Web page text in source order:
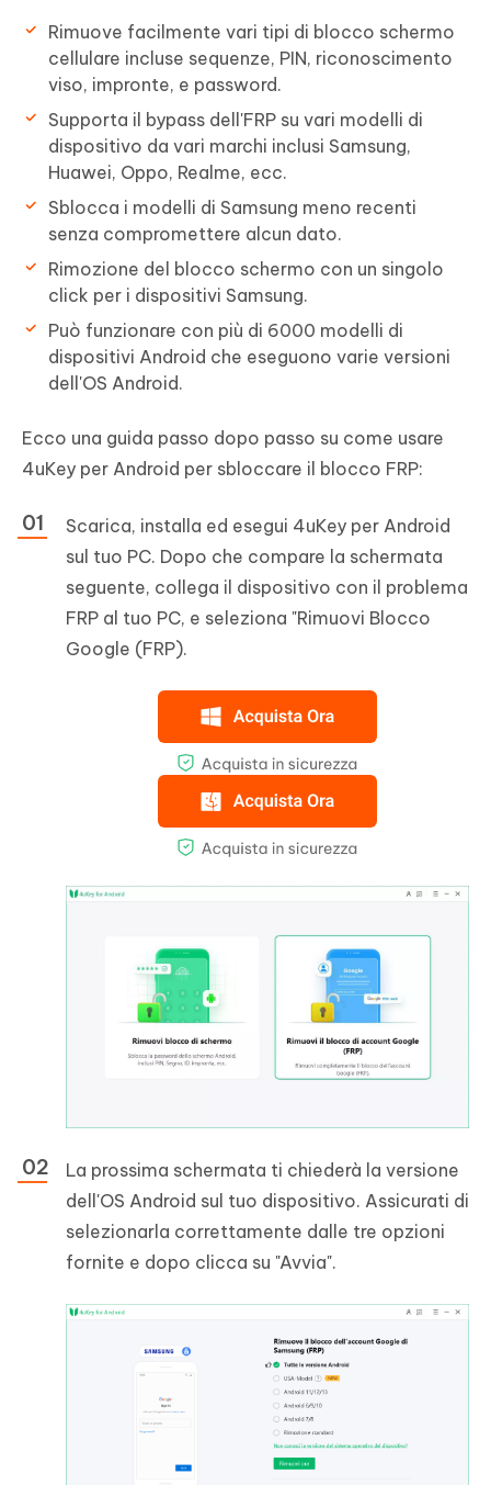
Rimuove facilmente vari tipi di blocco schermo
cellulare incluse sequenze, PIN, riconoscimento
viso, impronte, e password.
Supporta il bypass dell'FRP su vari modelli di
dispositivo da vari marchi inclusi Samsung,
Huawei, Oppo, Realme, ecc.
Sblocca i modelli di Samsung meno recenti
senza compromettere alcun dato.
Rimozione del blocco schermo con un singolo
click per i dispositivi Samsung.
Può funzionare con più di 6000 modelli di
dispositivi Android che eseguono varie versioni
dell'OS Android.
Ecco una guida passo dopo passo su come usare
4uKey per Android per sbloccare il blocco FRP:
Scarica, installa ed esegui 4uKey per Android
sul tuo PC. Dopo che compare la schermata
seguente, collega il dispositivo con il problema
FRP al tuo PC, e seleziona "Rimuovi Blocco
Google (FRP).
La prossima schermata ti chiederà la versione
dell'OS Android sul tuo dispositivo. Assicurati di
selezionarla correttamente dalle tre opzioni
fornite e dopo clicca su "Avvia".